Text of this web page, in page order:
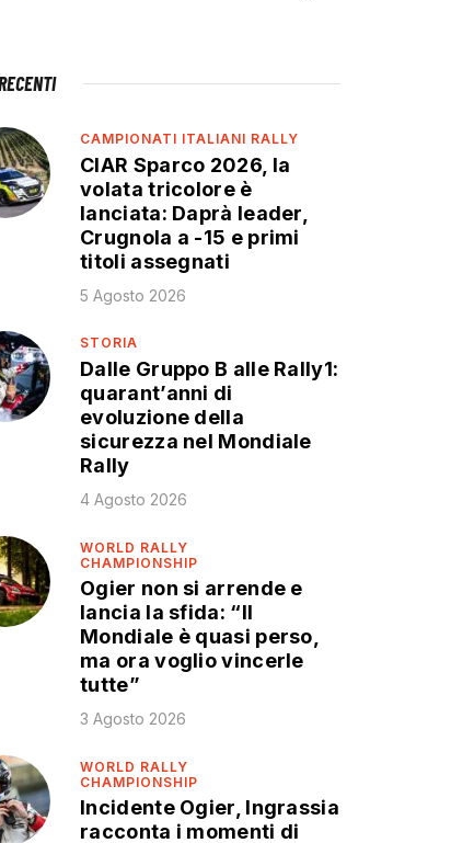
CAMPIONATI ITALIANI RALLY
CIAR Sparco 2026, la
volata tricolore è
lanciata: Daprà leader,
Crugnola a -15 e primi
titoli assegnati
5 Agosto 2026
STORIA
Dalle Gruppo B alle Rally1:
quarant’anni di
evoluzione della
sicurezza nel Mondiale
Rally
4 Agosto 2026
WORLD RALLY
CHAMPIONSHIP
Ogier non si arrende e
lancia la sfida: “Il
Mondiale è quasi perso,
ma ora voglio vincerle
tutte”
3 Agosto 2026
WORLD RALLY
CHAMPIONSHIP
Incidente Ogier, Ingrassia
racconta i momenti di